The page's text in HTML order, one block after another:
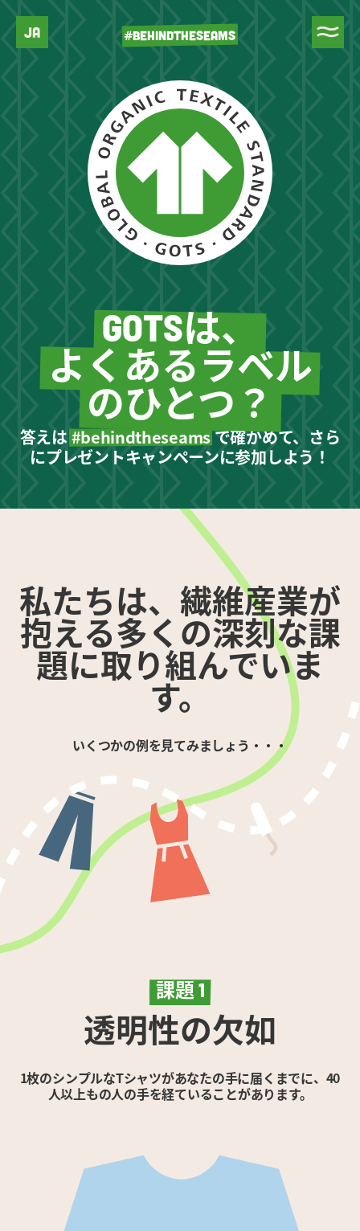
JA #BEHINDTHESEAMS
GOTSは、
よくあるラベル
のひとつ？
答えは#behindtheseamsで確かめて、さら
にプレゼントキャンペーンに参加しよう！
私たちは、繊維産業が
抱える多くの深刻な課
題に取り組んでいま
す。
いくつかの例を見てみましょう・・・
課題 1
透明性の欠如
1枚のシンプルなTシャツがあなたの手に届くまでに、40
人以上もの人の手を経ていることがあります。